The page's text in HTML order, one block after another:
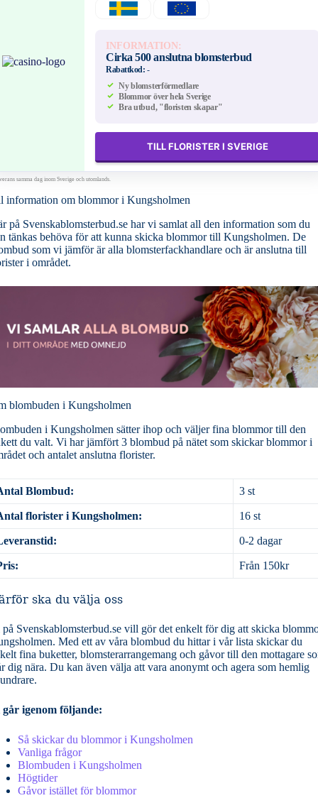
INFORMATION:
Cirka 500 anslutna blomsterbud
Rabattkod: -
Ny blomsterförmedlare
Blommor över hela Sverige
Bra utbud, "floristen skapar"
TILL FLORISTER I SVERIGE
samma dag inom Sverige och utomlands.
information om blommor i Kungsholmen
på Svenskablomsterbud.se har vi samlat all den information som du
tänkas behöva för att kunna skicka blommor till Kungsholmen. De
som vi jämför är alla blomsterfackhandlare och är anslutna till
i området.
blombuden i Kungsholmen
i Kungsholmen sätter ihop och väljer fina blommor till den
du valt. Vi har jämfört 3 blombud på nätet som skickar blommor i
och antalet anslutna florister.
Blombud: 3 st
florister i Kungsholmen: 16 st
0-2 dagar
Från 150kr
ska du välja oss
Svenskablomsterbud.se vill gör det enkelt för dig att skicka
Med ett av våra blombud du hittar i vår lista skickar du
fina buketter, blomsterarrangemang och gåvor till den mottagare
dig nära. Du kan även välja att vara anonymt och agera som hemlig
går igenom följande:
Så skickar du blommor i Kungsholmen
Vanliga frågor
Blombuden i Kungsholmen
Högtider
Gåvor istället för blommor